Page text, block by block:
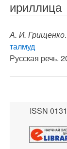
here:
ириллица
А. И. Грищенко.
талмуд
Русская речь.
ISSN